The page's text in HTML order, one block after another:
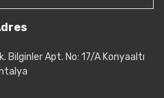
Bilginler Apt. No: 17/A Konyaaltı